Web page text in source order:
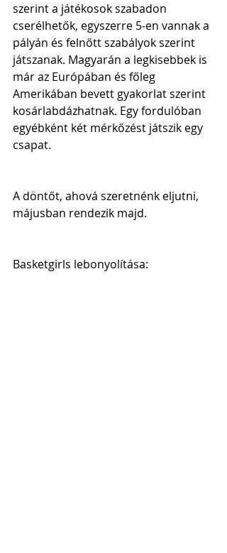
szerint a játékosok szabadon
cserélhetők, egyszerre 5-en vannak a
pályán és felnőtt szabályok szerint
játszanak. Magyarán a legkisebbek is
már az Európában és főleg
Amerikában bevett gyakorlat szerint
kosárlabdázhatnak. Egy fordulóban
egyébként két mérkőzést játszik egy
csapat.
A döntőt, ahová szeretnénk eljutni,
májusban rendezik majd.
Basketgirls lebonyolítása: